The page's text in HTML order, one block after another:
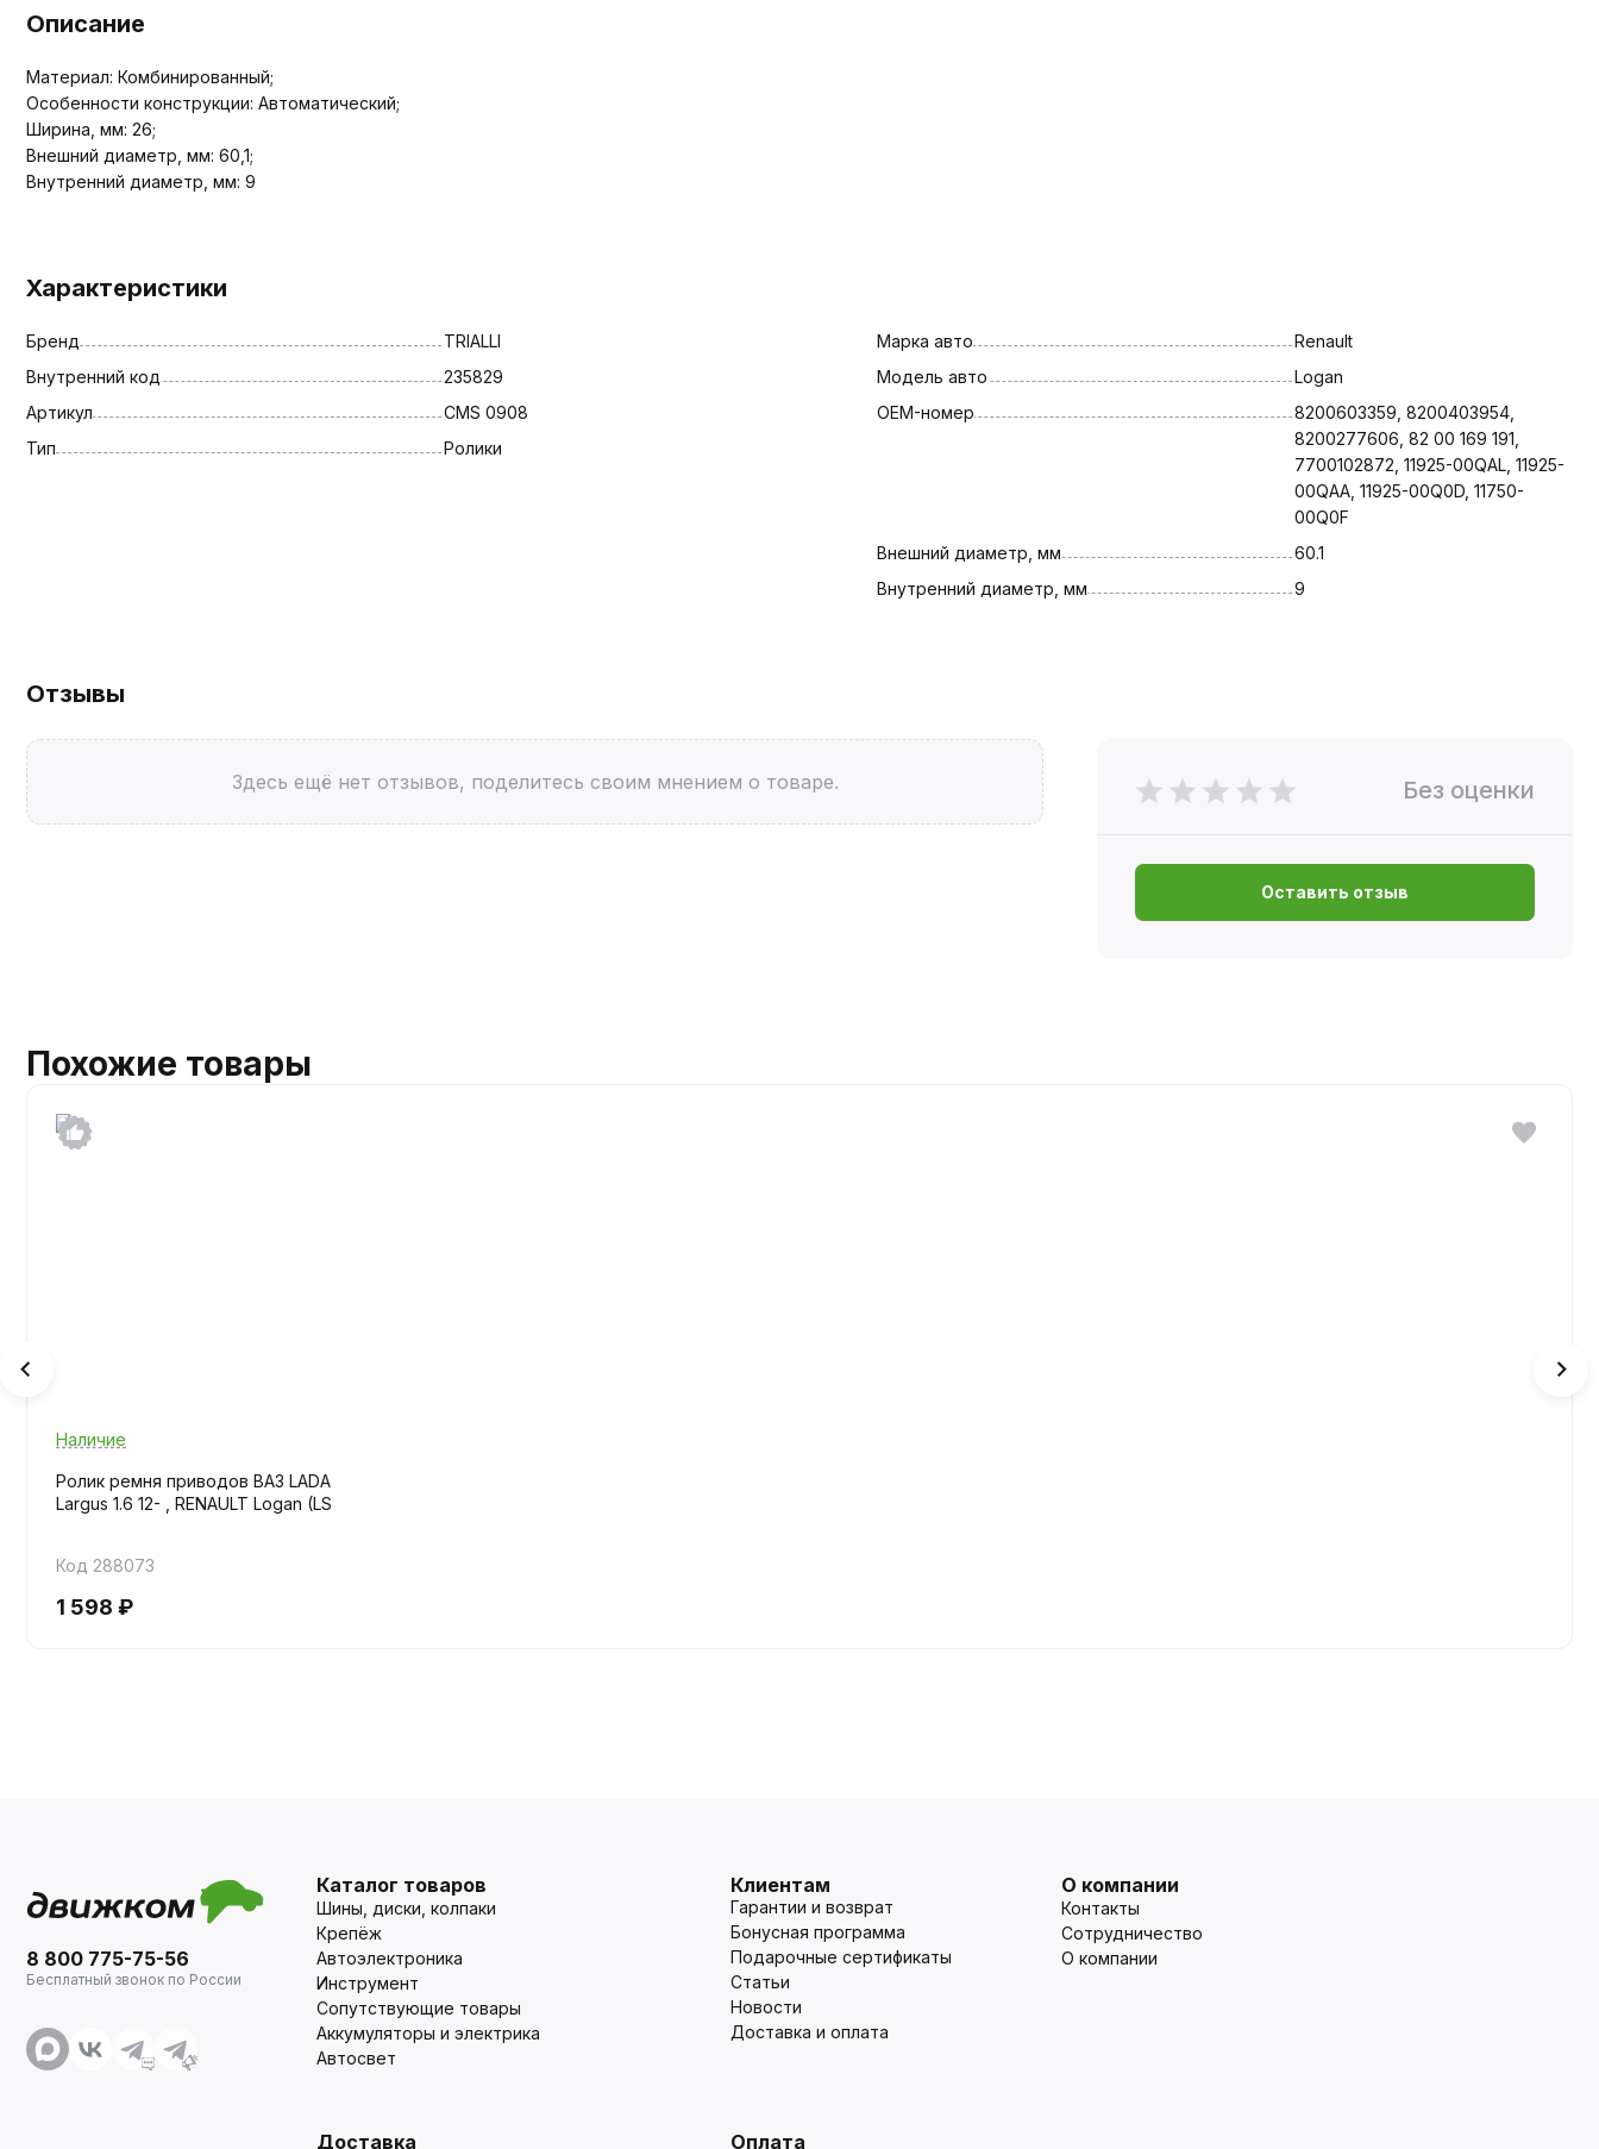
Описание
Материал: Комбинированный;
Особенности конструкции: Автоматический;
Ширина, мм: 26;
Внешний диаметр, мм: 60,1;
Внутренний диаметр, мм: 9
Характеристики
Бренд
TRIALLI
Внутренний код
235829
Артикул
CMS 0908
Тип
Ролики
Марка авто
Renault
Модель авто
Logan
OEM-номер
8200603359, 8200403954,
8200277606, 82 00 169 191,
7700102872, 11925-00QAL, 11925-
00QAA, 11925-00Q0D, 11750-
00Q0F
Внешний диаметр, мм
60.1
Внутренний диаметр, мм
9
Отзывы
Здесь ещё нет отзывов, поделитесь своим мнением о товаре. Без оценки
Оставить отзыв
Похожие товары
Наличие
Ролик ремня приводов ВАЗ LADA
Largus 1.6 12- , RENAULT Logan (LS
Код 288073
1 598 ₽
8 800 775-75-56
Бесплатный звонок по России
Каталог товаров
Шины, диски, колпаки
Крепёж
Автоэлектроника
Инструмент
Сопутствующие товары
Аккумуляторы и электрика
Автосвет
Клиентам
Гарантии и возврат
Бонусная программа
Подарочные сертификаты
Статьи
Новости
Доставка и оплата
О компании
Контакты
Сотрудничество
О компании
Доставка Оплата